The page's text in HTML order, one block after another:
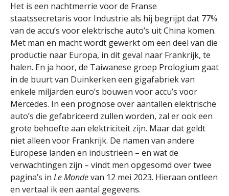
Het is een nachtmerrie voor de Franse
staatssecretaris voor Industrie als hij begrijpt dat 77%
van de accu’s voor elektrische auto’s uit China komen.
Met man en macht wordt gewerkt om een deel van die
productie naar Europa, in dit geval naar Frankrijk, te
halen. En ja hoor, de Taiwanese groep Prologium gaat
in de buurt van Duinkerken een gigafabriek van
enkele miljarden euro’s bouwen voor accu’s voor
Mercedes. In een prognose over aantallen elektrische
auto’s die gefabriceerd zullen worden, zal er ook een
grote behoefte aan elektriciteit zijn. Maar dat geldt
niet alleen voor Frankrijk. De namen van andere
Europese landen en industrieën – en wat de
verwachtingen zijn – vindt men opgesomd over twee
pagina’s in Le Mondevan 12 mei 2023. Hieraan ontleen
en vertaal ik een aantal gegevens.